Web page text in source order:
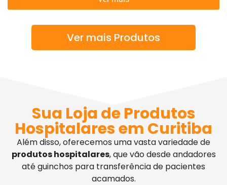
Ver mais Produtos
Sua Loja de Produtos
Hospitalares em Curitiba
Além disso, oferecemos uma vasta variedade de
produtos hospitalares, que vão desde andadores
até guinchos para transferência de pacientes
acamados.